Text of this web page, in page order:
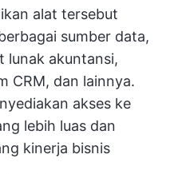
alat tersebut
sumber data,
lunak akuntansi,
CRM, dan lainnya.
akses ke
lebih luas dan
kinerja bisnis